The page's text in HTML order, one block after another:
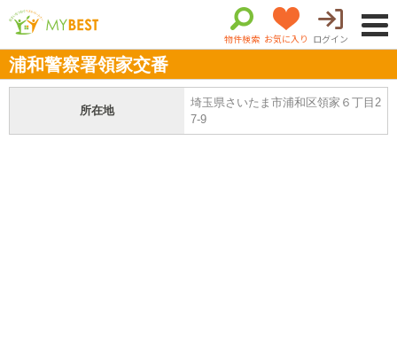
物件検索 お気に入り ログイン
浦和警察署領家交番
所在地
埼玉県さいたま市浦和区領家６丁目2
7-9